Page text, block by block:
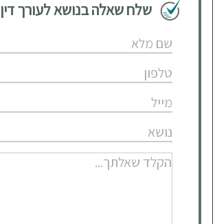
שלח שאלה בנושא לעורך דין